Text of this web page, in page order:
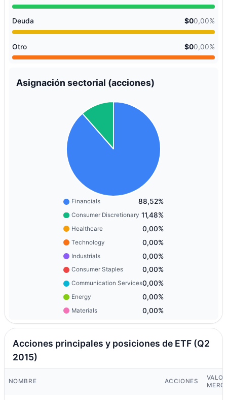
Deuda $00,00%
Otro $00,00%
Asignación sectorial (acciones)
Financials 88,52%
Consumer Discretionary 11,48%
Healthcare 0,00%
Technology 0,00%
Industrials 0,00%
Consumer Staples 0,00%
Communication Services0,00%
Energy 0,00%
Materials 0,00%
Acciones principales y posiciones de ETF (Q2
2015)
NOMBRE ACCIONES